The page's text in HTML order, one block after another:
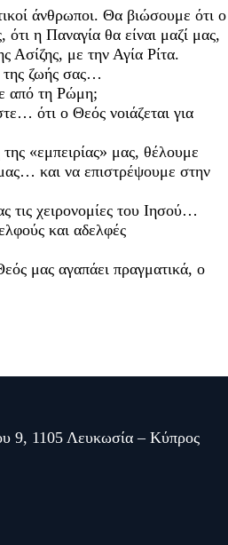
άνθρωποι. Θα βιώσουμε ότι ο
η Παναγία θα είναι μαζί μας,
Ασίζης, με την Αγία Ρίτα.
της ζωής σας…
από τη Ρώμη;
ότι ο Θεός νοιάζεται για
«εμπειρίας» μας, θέλουμε
και να επιστρέψουμε στην
τις χειρονομίες του Ιησού…
και αδελφές
μας αγαπάει πραγματικά, ο
9, 1105 Λευκωσία – Κύπρος